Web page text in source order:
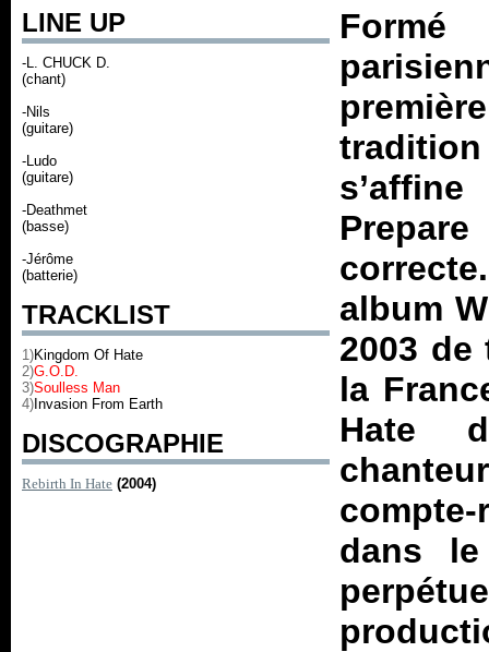
LINE UP
-L. CHUCK D.
(chant)
-Nils
(guitare)
-Ludo
(guitare)
-Deathmet
(basse)
-Jérôme
(batterie)
TRACKLIST
1)Kingdom Of Hate
2)G.O.D.
3)Soulless Man
4) Invasion From Earth
DISCOGRAPHIE
Rebirth In Hate (2004)
album
2003
la
Hate
compte-
dans